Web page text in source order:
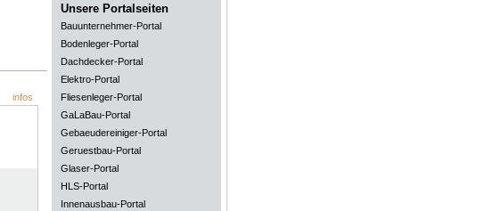
infos
Unsere Portalseiten
Bauunternehmer-Portal
Bodenleger-Portal
Dachdecker-Portal
Elektro-Portal
Fliesenleger-Portal
GaLaBau-Portal
Gebaeudereiniger-Portal
Geruestbau-Portal
Glaser-Portal
HLS-Portal
Innenausbau-Portal